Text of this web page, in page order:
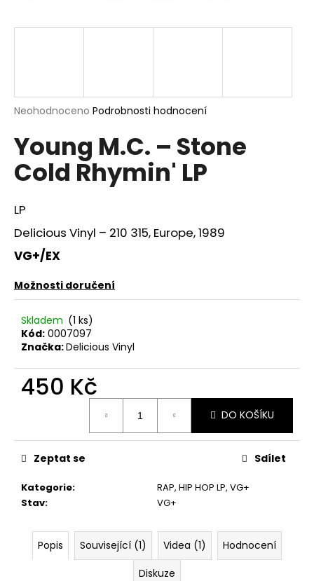
Průměrné
produktu
je
0,0
z
hvězdiček.
Neohodnoceno Podrobnosti hodnocení
Young M.C. – Stone
Cold Rhymin' LP
LP
Delicious Vinyl – 210 315, Europe, 1989
VG+/EX
Možnosti doručení
Skladem (1 ks)
Kód: 0007097
Značka:Delicious Vinyl
450 Kč
DO KOŠÍKU
Kategorie: RAP, HIP HOP LP, VG+
Stav: VG+
Zeptat se Sdílet
Popis Související (1) Videa (1)
Hodnocení
Diskuze
j
?
HLEDAT
o
p
r
u
č
u
m
e
KRATOCHVÍL
&
Q
HODOKVAS